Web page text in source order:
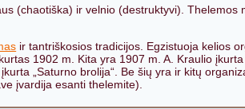
(chaotiška) ir velnio (destruktyvi). Thelemos
ir tantriškosios tradicijos. Egzistuoja kelios
1902 m. Kita yra 1907 m. A. Kraulio
„Saturno brolija“. Be šių yra ir kitų
įvardija esanti thelemite).